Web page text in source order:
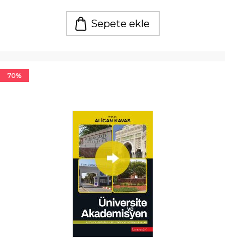
Sepete ekle
70%